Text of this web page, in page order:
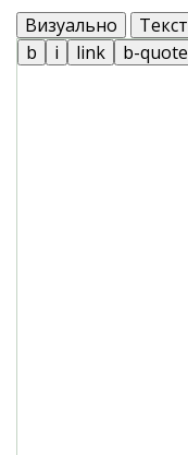
Визуально Текст